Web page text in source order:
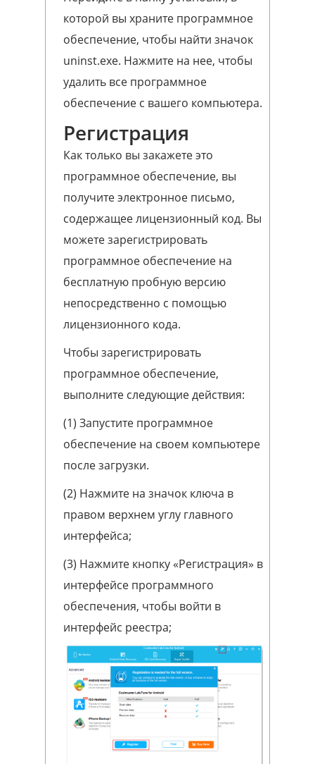
которой вы храните программное
обеспечение, чтобы найти значок
uninst.exe. Нажмите на нее, чтобы
удалить все программное
обеспечение с вашего компьютера.
Регистрация
Как только вы закажете это
программное обеспечение, вы
получите электронное письмо,
содержащее лицензионный код. Вы
можете зарегистрировать
программное обеспечение на
бесплатную пробную версию
непосредственно с помощью
лицензионного кода.
Чтобы зарегистрировать
программное обеспечение,
выполните следующие действия:
(1) Запустите программное
обеспечение на своем компьютере
после загрузки.
(2) Нажмите на значок ключа в
правом верхнем углу главного
интерфейса;
(3) Нажмите кнопку «Регистрация» в
интерфейсе программного
обеспечения, чтобы войти в
интерфейс реестра;